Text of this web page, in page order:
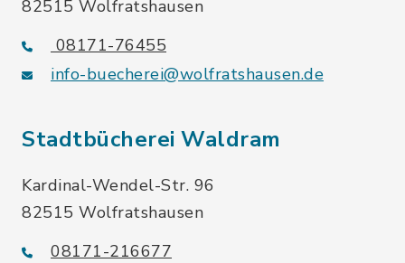
82515 Wolfratshausen
08171-76455
info-buecherei@wolfratshausen.de
Stadtbücherei Waldram
Kardinal-Wendel-Str. 96
82515 Wolfratshausen
08171-216677